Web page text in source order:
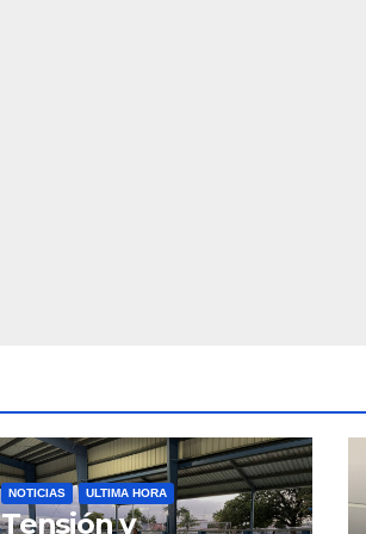
NOTICIAS ULTIMA HORA
Tensión y